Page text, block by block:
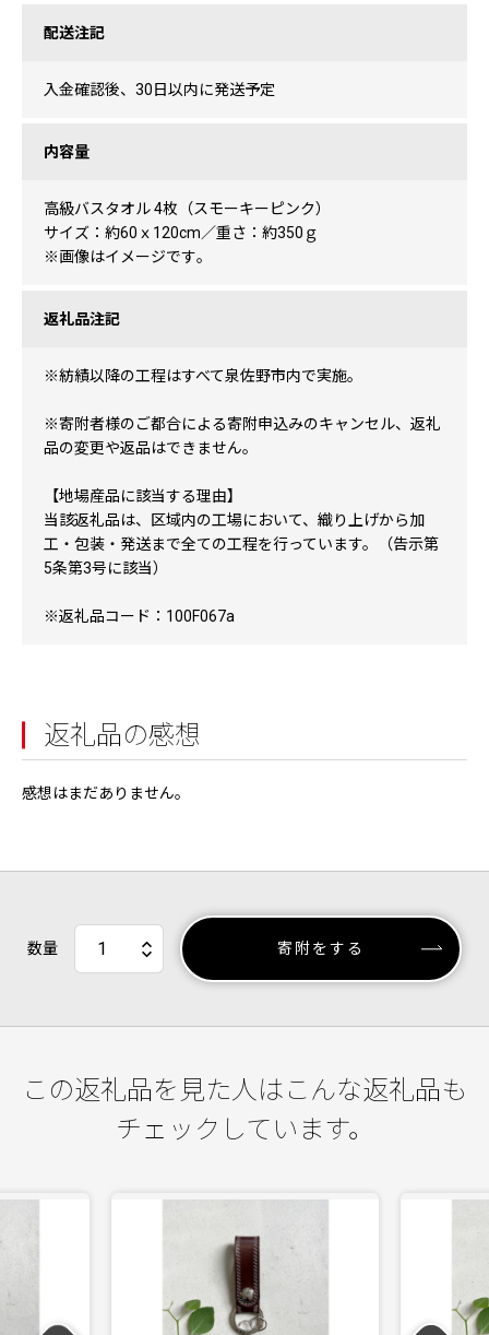
配送注記
入金確認後、30日以内に発送予定
内容量
高級バスタオル 4枚（スモーキーピンク）
サイズ：約60ｘ120cm／重さ：約350ｇ
※画像はイメージです｡
返礼品注記
※紡績以降の工程はすべて泉佐野市内で実施。
※寄附者様のご都合による寄附申込みのキャンセル、返礼
品の変更や返品はできません。
【地場産品に該当する理由】
当該返礼品は、区域内の工場において、織り上げから加
工・包装・発送まで全ての工程を行っています。（告示第
5条第3号に該当）
※返礼品コード：100F067a
返礼品の感想
感想はまだありません。
数量 寄附をする
この返礼品を見た人はこんな返礼品も
チェックしています。